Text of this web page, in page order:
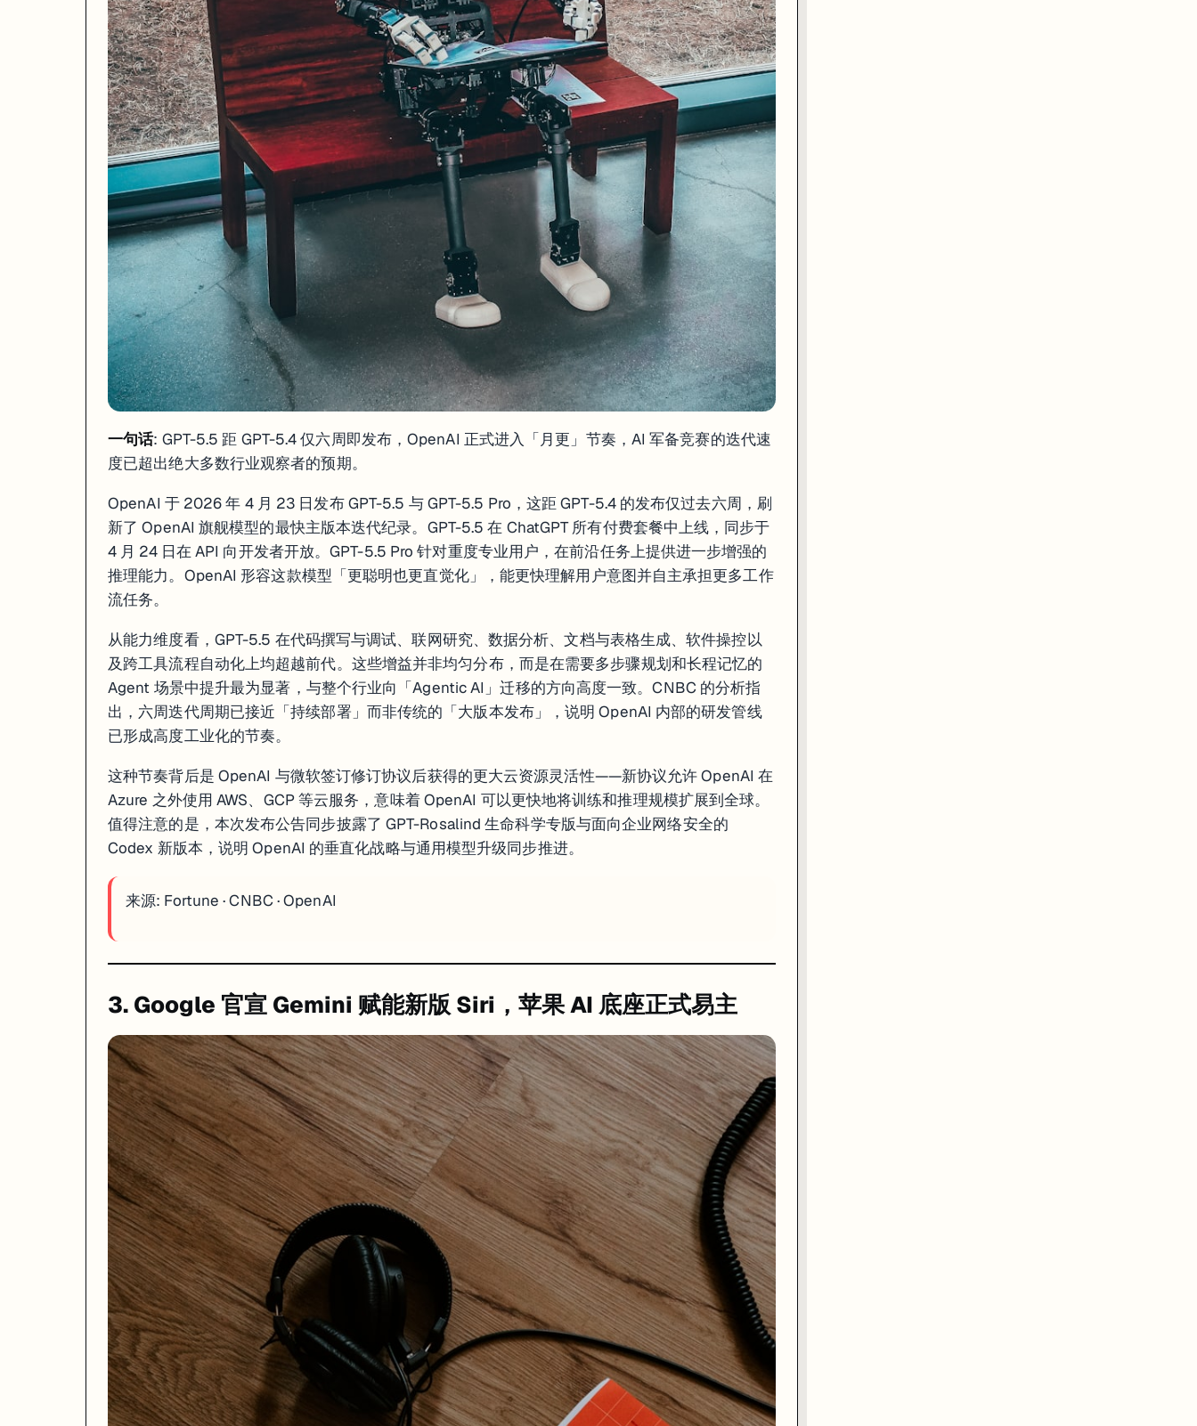
: 苹果放弃自研大模型路线，与 Google 正式合作将 Gemini 植入新版 Siri，苹果 Intelligence 的 AI 底座由 Apple 自研切换为 Gemini 驱动。
苹果此番转向意味深长。过去两年，苹果投入重金自研 AI 基础模型，但 Apple Intelligence 发布后被用户和媒体广泛批评为「不够聪明」，与 GPT-4o 和 Gemini 相比体验差距明显。苹果选择与 Google 深度合
4. Meta 发布 Muse Spark，首款闭源前沿模型颠覆开源传统
: Meta 正式发布 Muse Spark，这是其新成立的超级智能实验室的首款产品，采用闭源策略，标志着 Llama 开源路线遭遇战略动摇。
Meta 于 4 月 8 日发布 Muse Spark，这是该公司超过一年来推出的首款主力 AI 新模型，由首席 AI 官 Alexandr Wang 主导，其所领导的 Meta Superintelligence Labs 成立于 Wang 加入 Meta 的九个月后。
这一转变被 AI News 等媒体评为「Meta 开源身份的牺牲」。Llama 系列凭借开源策略成为全球下载量最高的大模型之一，为 Meta 赢得了大量开发者生态和研究社区的善意。但 Muse Spark 的闭源说明 Meta
对 LlamaCon 大会刚刚宣布的 150 万美元开源生态奖项而言，Muse Spark 的闭源决定颇为讽刺。Meta 试图两面下注——用 Llama 系列维护开发者社区，用 Muse 系列参与前沿竞争——但这种双轨战略能否长期维系
·AI News·Understanding AI
5. 微软 OpenAI 重签合作协议，多云开放换停止分成至 2030
一句话: GPT-5.5 距 GPT-5.4 仅六周即发布，OpenAI 正式进入「月更」节奏，AI 军备竞赛的迭代速
度已超出绝大多数行业观察者的预期。
OpenAI 于 2026 年 4 月 23 日发布 GPT-5.5 与 GPT-5.5 Pro，这距 GPT-5.4 的发布仅过去六周，刷
新了 OpenAI 旗舰模型的最快主版本迭代纪录。GPT-5.5 在 ChatGPT 所有付费套餐中上线，同步于
4 月 24 日在 API 向开发者开放。GPT-5.5 Pro 针对重度专业用户，在前沿任务上提供进一步增强的
推理能力。OpenAI 形容这款模型「更聪明也更直觉化」，能更快理解用户意图并自主承担更多工作
流任务。
从能力维度看，GPT-5.5 在代码撰写与调试、联网研究、数据分析、文档与表格生成、软件操控以
及跨工具流程自动化上均超越前代。这些增益并非均匀分布，而是在需要多步骤规划和长程记忆的
Agent 场景中提升最为显著，与整个行业向「Agentic AI」迁移的方向高度一致。CNBC 的分析指
出，六周迭代周期已接近「持续部署」而非传统的「大版本发布」，说明 OpenAI 内部的研发管线
已形成高度工业化的节奏。
这种节奏背后是 OpenAI 与微软签订修订协议后获得的更大云资源灵活性——新协议允许 OpenAI 在
Azure 之外使用 AWS、GCP 等云服务，意味着 OpenAI 可以更快地将训练和推理规模扩展到全球。
值得注意的是，本次发布公告同步披露了 GPT-Rosalind 生命科学专版与面向企业网络安全的
Codex 新版本，说明 OpenAI 的垂直化战略与通用模型升级同步推进。
来源: Fortune ·CNBC ·OpenAI
3. Google 官宣 Gemini 赋能新版 Siri，苹果 AI 底座正式易主